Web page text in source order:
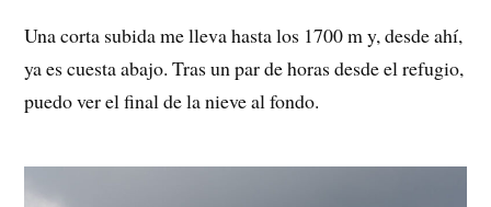
Una corta subida me lleva hasta los 1700 m y, desde ahí,
ya es cuesta abajo. Tras un par de horas desde el refugio,
puedo ver el final de la nieve al fondo.